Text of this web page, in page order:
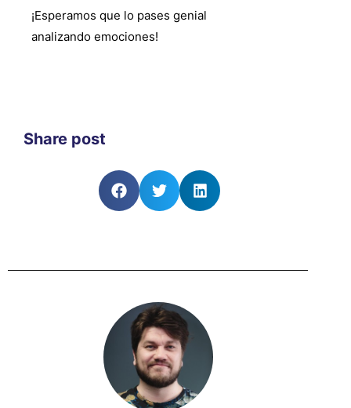
¡Esperamos que lo pases genial
analizando emociones!
Share post